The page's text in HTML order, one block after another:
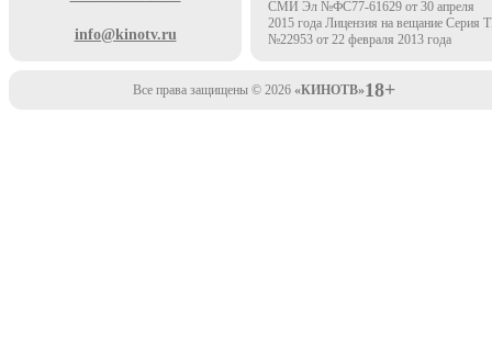
info@kinotv.ru
СМИ Эл №ФС77-61629 от 30 апреля
2015 года Лицензия на вещание Серия
№22953 от 22 февраля 2013 года
Все права защищены © 2026 «КИНОТВ»18+